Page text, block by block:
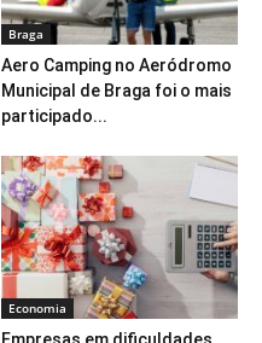
Braga
Aero Camping no Aeródromo
Municipal de Braga foi o mais
participado...
Economia